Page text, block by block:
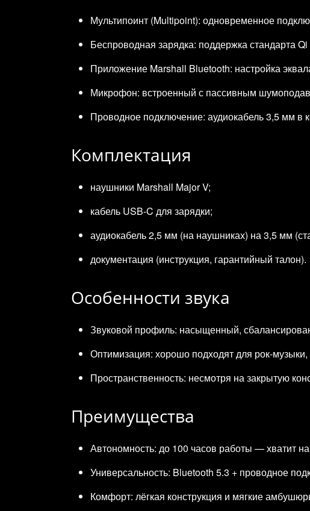
Мультипоинт (Multipoint): одновременное
Беспроводная зарядка: поддержка стандарта
Приложение Marshall Bluetooth: настройка
Микрофон: встроенный с пассивным
Проводное подключение: аудиокабель 3,5 мм в
Комплектация
наушники Marshall Major V;
кабель USB‑C для зарядки;
аудиокабель 2,5 мм (на наушниках) на 3,5 мм
документация (инструкция, гарантийный талон).
Особенности звука
Звуковой профиль: насыщенный,
Оптимизация: хорошо подходят для
Пространственность: несмотря на закрытую
Преимущества
Автономность: до 100 часов работы — хватит
Универсальность: Bluetooth 5.3 + проводное
Комфорт: лёгкая конструкция и мягкие